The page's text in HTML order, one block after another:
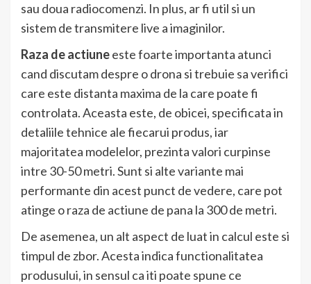
sau doua radiocomenzi. In plus, ar fi util si un
sistem de transmitere live a imaginilor.
Raza de actiuneeste foarte importanta atunci
cand discutam despre o drona si trebuie sa verifici
care este distanta maxima de la care poate fi
controlata. Aceasta este, de obicei, specificata in
detaliile tehnice ale fiecarui produs, iar
majoritatea modelelor, prezinta valori curpinse
intre 30-50 metri. Sunt si alte variante mai
performante din acest punct de vedere, care pot
atinge o raza de actiune de pana la 300 de metri.
De asemenea, un alt aspect de luat in calcul este si
timpul de zbor. Acesta indica functionalitatea
produsului, in sensul ca iti poate spune ce